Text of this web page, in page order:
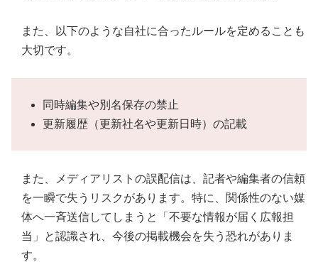
また、以下のような自社に合ったルールを定めることも
大切です。
同時編集や別名保存の禁止
更新履歴（更新社名や更新日時）の記載
また、メディアリストの誤配信は、記者や編集者の信頼
を一瞬で失うリスクがあります。特に、関係性のない媒
体へ一斉送信してしまうと「不要な情報が届く広報担
当」と認識され、今後の掲載機会を失う恐れがありま
す。